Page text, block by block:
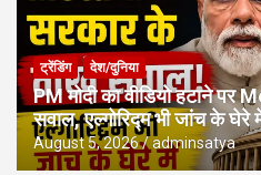
ट्रेंडिंग देश/दुनिया
PM मोदी का वीडियो हटाने
सवाल, एल्गोरिद्म भी जांच के घेरे
August 5, 2026 adminsatya